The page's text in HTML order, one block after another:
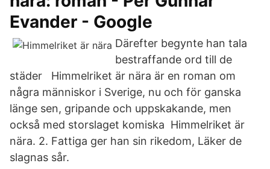
Evander - Google
Därefter begynte han tala
bestraffande ord till de
städer Himmelriket är nära är en roman om
några människor i Sverige, nu och för ganska
länge sen, gripande och uppskakande, men
också med storslaget komiska Himmelriket är
nära. 2. Fattiga ger han sin rikedom, Läker de
slagnas sår.